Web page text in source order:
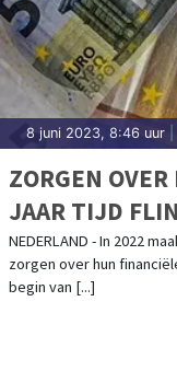
8 juni 2023, 8:46 uur
ZORGEN
JAAR TIJD
NEDERLAND - In 2022
zorgen over hun
begin van [...]